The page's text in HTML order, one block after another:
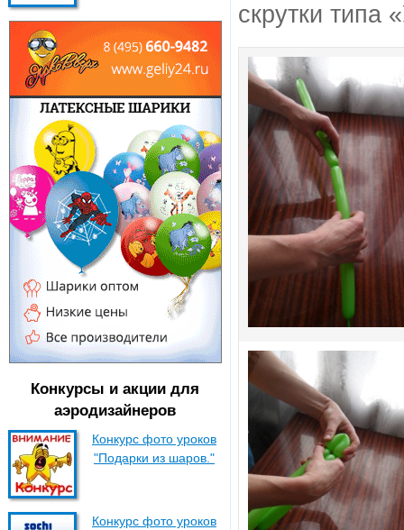
Конкурсы и акции для
аэродизайнеров
Конкурс фото уроков
"Подарки из шаров."
Конкурс фото уроков
скрутки типа